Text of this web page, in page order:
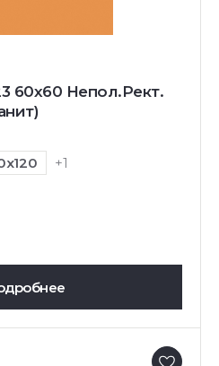
60x60 Непол.Рект.
+1